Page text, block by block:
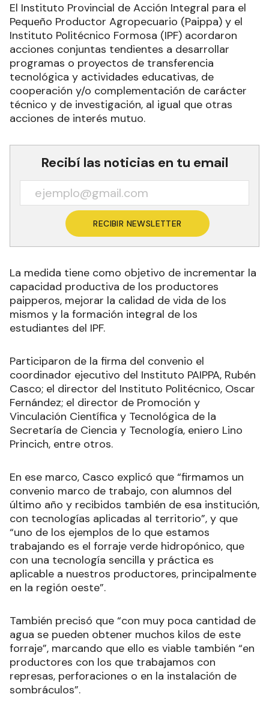
El Instituto Provincial de Acción Integral para el
Pequeño Productor Agropecuario (Paippa) y el
Instituto Politécnico Formosa (IPF) acordaron
acciones conjuntas tendientes a desarrollar
programas o proyectos de transferencia
tecnológica y actividades educativas, de
cooperación y/o complementación de carácter
técnico y de investigación, al igual que otras
acciones de interés mutuo.
Recibí las noticias en tu email
RECIBIR NEWSLETTER
La medida tiene como objetivo de incrementar la
capacidad productiva de los productores
paipperos, mejorar la calidad de vida de los
mismos y la formación integral de los
estudiantes del IPF.
Participaron de la firma del convenio el
coordinador ejecutivo del Instituto PAIPPA, Rubén
Casco; el director del Instituto Politécnico, Oscar
Fernández; el director de Promoción y
Vinculación Científica y Tecnológica de la
Secretaría de Ciencia y Tecnología, eniero Lino
Princich, entre otros.
En ese marco, Casco explicó que “firmamos un
convenio marco de trabajo, con alumnos del
último año y recibidos también de esa institución,
con tecnologías aplicadas al territorio”, y que
“uno de los ejemplos de lo que estamos
trabajando es el forraje verde hidropónico, que
con una tecnología sencilla y práctica es
aplicable a nuestros productores, principalmente
en la región oeste”.
También precisó que “con muy poca cantidad de
agua se pueden obtener muchos kilos de este
forraje”, marcando que ello es viable también “en
productores con los que trabajamos con
represas, perforaciones o en la instalación de
sombráculos”.